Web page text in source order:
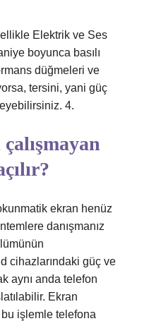
Elektrik ve Ses
boyunca basılı
düğmeleri ve
tersini, yani güç
4.
ekran henüz
danışmanız
cihazlarındaki güç ve
aynı anda telefon
Ekran
işlemle telefona